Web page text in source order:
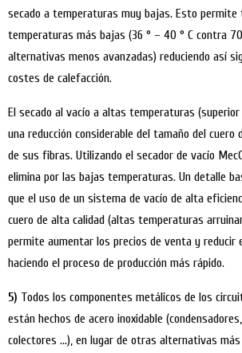
secado a temperaturas muy bajas. Esto permite
temperaturas más bajas (36 ° – 40 ° C contra
alternativas menos avanzadas) reduciendo así
costes de calefacción.
El secado al vacío a altas temperaturas (superior
una reducción considerable del tamaño del cuero
de sus fibras. Utilizando el secador de vacío
elimina por las bajas temperaturas. Un detalle
que el uso de un sistema de vacío de alta
cuero de alta calidad (altas temperaturas
permite aumentar los precios de venta y reducir
haciendo el proceso de producción más rápido.
5) Todos los componentes metálicos de los
están hechos de acero inoxidable
colectores …), en lugar de otras alternativas